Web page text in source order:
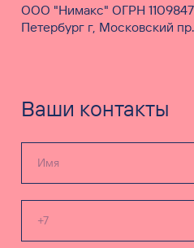
ООО "Нимакс" ОГРН
Петербург г, Московский
Ваши контакты